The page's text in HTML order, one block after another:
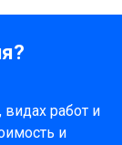
работ и
и